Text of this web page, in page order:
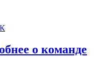
о команде